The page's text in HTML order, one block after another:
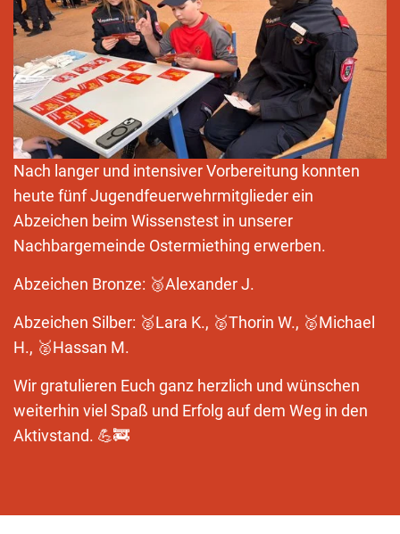
Nach langer und intensiver Vorbereitung konnten
heute fünf Jugendfeuerwehrmitglieder ein
Abzeichen beim Wissenstest in unserer
Nachbargemeinde Ostermiething erwerben.
Abzeichen Bronze: 🥉Alexander J.
Abzeichen Silber: 🥈Lara K., 🥈Thorin W., 🥈Michael
H., 🥈Hassan M.
Wir gratulieren Euch ganz herzlich und wünschen
weiterhin viel Spaß und Erfolg auf dem Weg in den
Aktivstand. 💪🚒